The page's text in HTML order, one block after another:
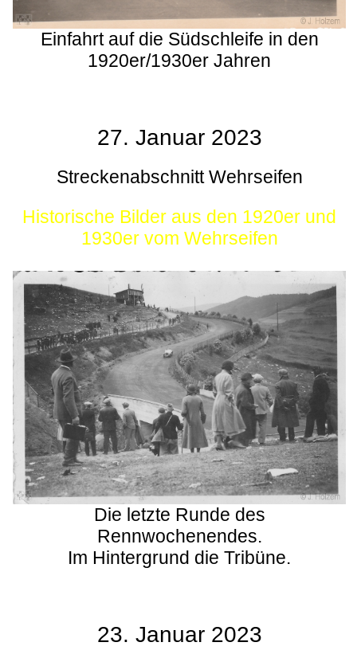
Einfahrt auf die Südschleife in den
1920er/1930er Jahren
27. Januar 2023
Streckenabschnitt Wehrseifen
Historische Bilder aus den 1920er und
1930er vom Wehrseifen
Die letzte Runde des
Rennwochenendes.
Im Hintergrund die Tribüne.
23. Januar 2023